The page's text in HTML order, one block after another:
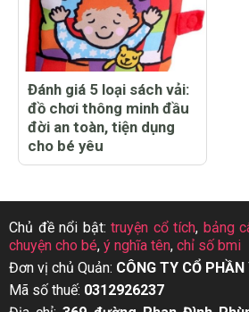
Đánh giá 5 loại sách vải:
đồ chơi thông minh đầu
đời an toàn, tiện dụng
cho bé yêu
Chủ đề nổi bật:truyện cổ tích, bảng
chuyện cho bé, ý nghĩa tên, chỉ số bmi
Đơn vị chủ Quản: CÔNG TY CỔ PHẦN
Mã số thuế: 0312926237